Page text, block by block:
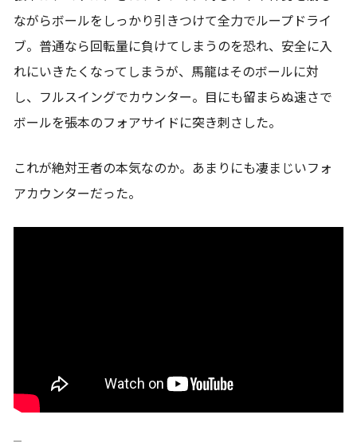
ながらボールをしっかり引きつけて全力でループドライ
ブ。普通なら回転量に負けてしまうのを恐れ、安全に入
れにいきたくなってしまうが、馬龍はそのボールに対
し、フルスイングでカウンター。目にも留まらぬ速さで
ボールを張本のフォアサイドに突き刺さした。
これが絶対王者の本気なのか。あまりにも凄まじいフォ
アカウンターだった。